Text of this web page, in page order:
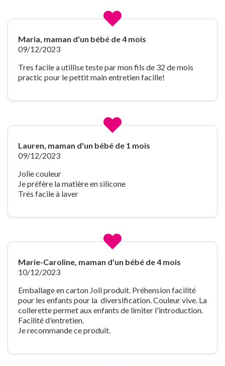
Maria, maman d'un bébé de 4 mois
09/12/2023
Tres facile a utillise teste par mon fils de 32 de mois
practic pour le pettit main entretien facille!
Lauren, maman d'un bébé de 1 mois
09/12/2023
Jolie couleur
Je préfère la matière en silicone
Très facile à laver
Marie-Caroline, maman d'un bébé de 4 mois
10/12/2023
Emballage en carton Joli produit. Préhension facilité
pour les enfants pour la diversification. Couleur vive. La
collerette permet aux enfants de limiter l'introduction.
Facilité d'entretien.
Je recommande ce produit.